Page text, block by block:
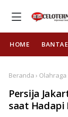
HOME
Beranda › Olahraga
Persija
saat Hadapi